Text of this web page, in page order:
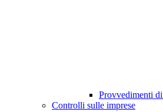
Provvedimenti
Controlli sulle imprese